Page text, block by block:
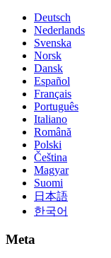
Deutsch
Nederlands
Svenska
Norsk
Dansk
Español
Français
Português
Italiano
Română
Polski
Čeština
Magyar
Suomi
日本語
한국어
Meta